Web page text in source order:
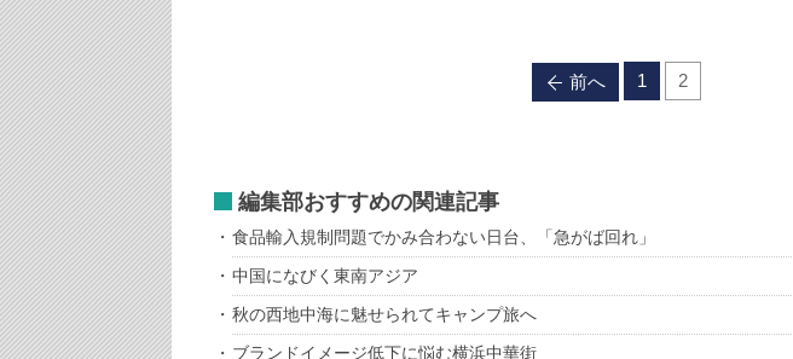
前へ 1 2
編集部おすすめの関連記事
食品輸入規制問題でかみ合わない日台、「急がば回れ」
中国になびく東南アジア
秋の西地中海に魅せられてキャンプ旅へ
ブランドイメージ低下に悩む横浜中華街